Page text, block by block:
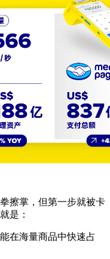
擦掌，但第一步就被卡
是：
在海量商品中快速占